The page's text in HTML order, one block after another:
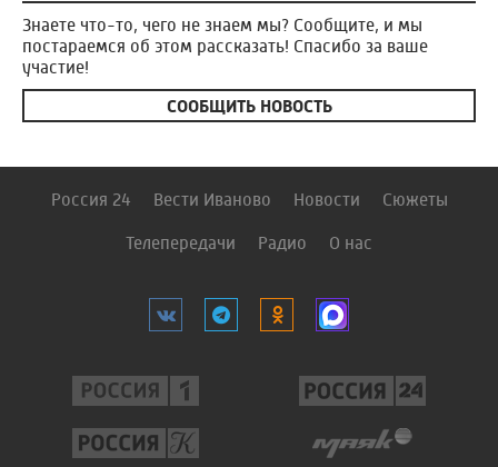
Знаете что-то, чего не знаем мы? Сообщите, и мы
постараемся об этом рассказать! Спасибо за ваше
участие!
СООБЩИТЬ НОВОСТЬ
Россия 24 Вести Иваново Новости Сюжеты
Телепередачи Радио О нас